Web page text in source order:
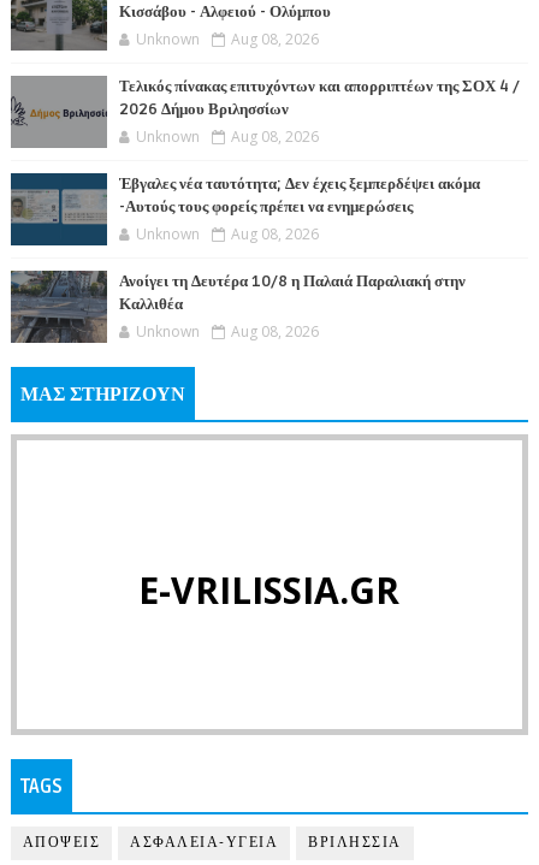
Κισσάβου - Αλφειού - Ολύμπου
Unknown Aug 08, 2026
Τελικός πίνακας επιτυχόντων και απορριπτέων της ΣΟΧ 4 /
2026 Δήμου Βριλησσίων
Unknown Aug 08, 2026
Έβγαλες νέα ταυτότητα; Δεν έχεις ξεμπερδέψει ακόμα
-Αυτούς τους φορείς πρέπει να ενημερώσεις
Unknown Aug 08, 2026
Ανοίγει τη Δευτέρα 10/8 η Παλαιά Παραλιακή στην
Καλλιθέα
Unknown Aug 08, 2026
ΜΑΣ ΣΤΗΡΙΖΟΥΝ
E-VRILISSIA.GR
TAGS
ΑΠΟΨΕΙΣ ΑΣΦΑΛΕΙΑ-ΥΓΕΙΑ ΒΡΙΛΗΣΣΙΑ